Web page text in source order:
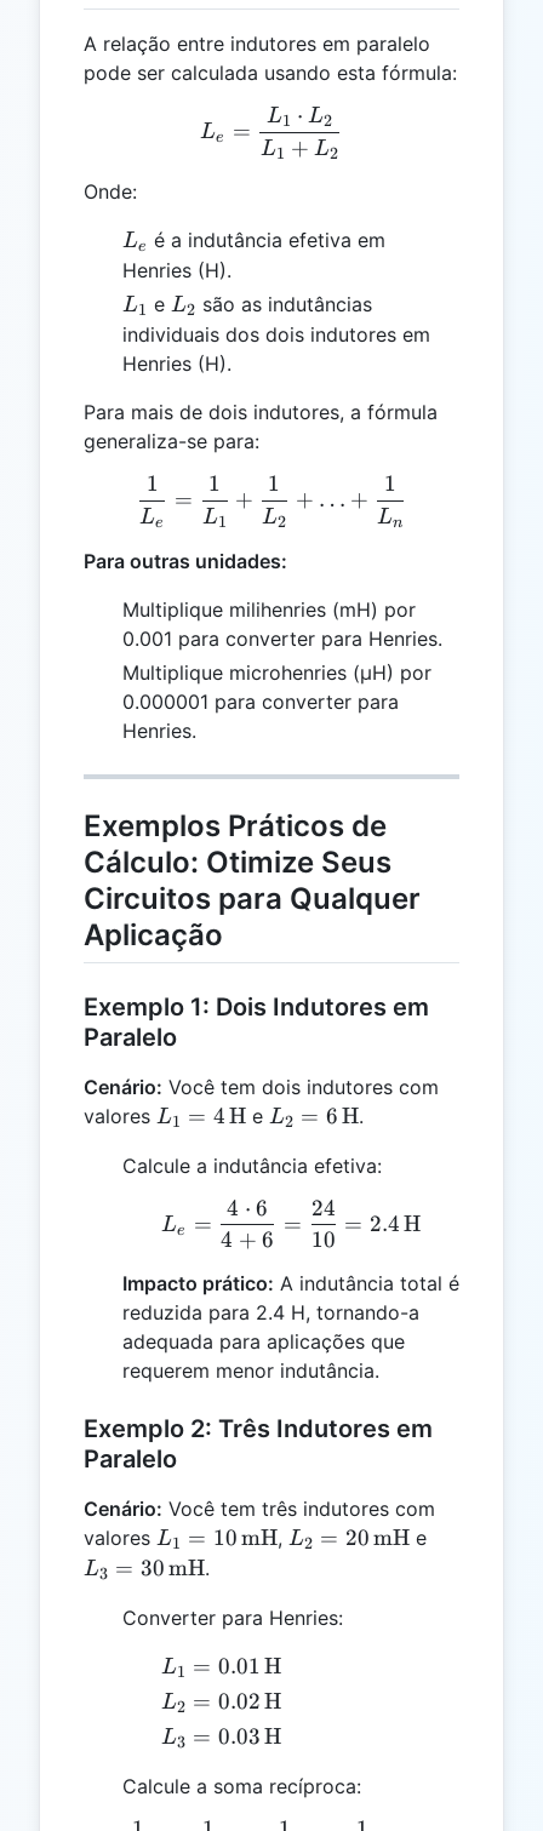
A relação entre indutores em paralelo
pode ser calculada usando esta fórmula:
L_{e} = \frac{L_1 \cdot
Le =
L1 + L2
L1 ⋅ L2
Onde:
L_e
Le é a indutância efetiva em
Henries (H).
L_1
L1 e L_2
L2 são as indutâncias
individuais dos dois indutores em
Henries (H).
Para mais de dois indutores, a fórmula
generaliza-se para:
\frac{1}{L_e} =
Le
1
=
L1
1
+
L2
1
+ … +
Ln
1
Para outras unidades:
Multiplique milihenries (mH) por
0.001 para converter para Henries.
Multiplique microhenries (μH) por
0.000001 para converter para
Henries.
Exemplos Práticos de
Cálculo: Otimize Seus
Circuitos para Qualquer
Aplicação
Exemplo 1: Dois Indutores em
Paralelo
Cenário: Você tem dois indutores com
valores L_1 = 4
\text{H}
L1 = 4He L_2 = 6
\text{H}
L2 = 6H.
Calcule a indutância efetiva:
L_e = \frac{4 \cdot
Le =
4 + 6
4 ⋅ 6
=
10
24
= 2.4H
Impacto prático: A indutância total é
reduzida para 2.4 H, tornando-a
adequada para aplicações que
requerem menor indutância.
Exemplo 2: Três Indutores em
Paralelo
Cenário: Você tem três indutores com
valores L_1 = 10
\,
L1 = 10mH, L_2 = 20
L2 = 20mHeL_3 = 30
L3 = 30mH.
Converter para Henries:
L_1 =
0.01 \,
\text{H}
L1 = 0.01 H
L_2 =
0.02 \,
\text{H}
L2 = 0.02H
L_3 =
\text{H}
L3 = 0.03H
Calcule a soma recíproca: